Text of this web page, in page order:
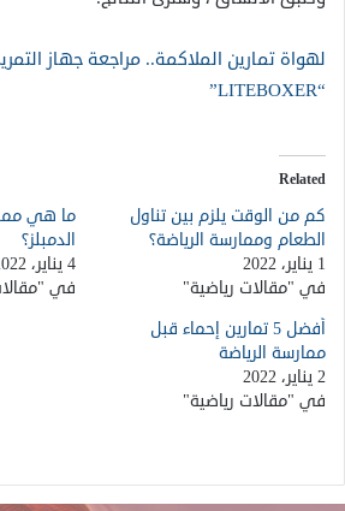
لهواة تمارين الملاكمة.. مراجعة جهاز
“LITEBOXER”
Related
كم من الوقت يلزم بين تناول
الطعام وممارسة الرياضة؟
1 يناير، 2022
في "مقالات رياضية"
ما هي
الدمبلز؟
4 يناير، 2022
في
أفضل 5 تمارين إحماء قبل
ممارسة الرياضة
2 يناير، 2022
في "مقالات رياضية"